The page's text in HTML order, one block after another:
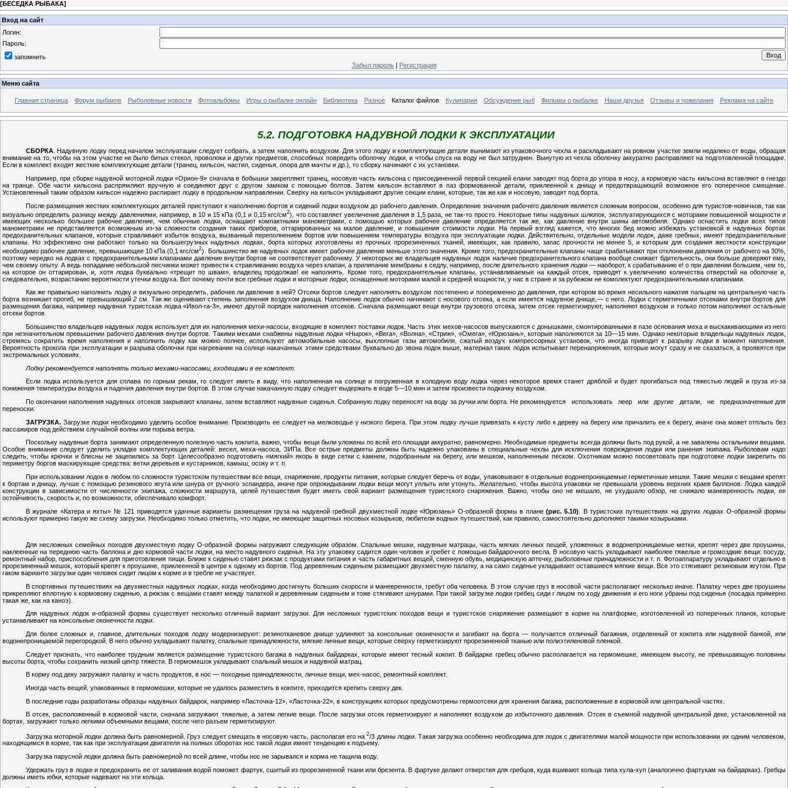
[БЕСЕДКА РЫБАКА]
Вход на сайт
Логин:
Пароль:
запомнить
Забыл пароль| Регистрация
Меню сайта
Главная страница Форум рыбаков Рыболовные новости Фотоальбомы Игры о рыбалке онлайн Библиотека Разное Каталог файлов Кулинария Обсуждение рыб Фильмы о рыбалке Наши друзья Отзывы и пожелания Реклама на сайте
5.2. ПОДГОТОВКА НАДУВНОЙ ЛОДКИ К ЭКСПЛУАТАЦИИ
СБОРКА . Надувную лодку перед началом эксплуатации следует собрать, а затем наполнить воздухом. Для этого лодку и комплектующие детали вынимают из упаковочного чехла и раскладывают на ровном участке земли недалеко от воды, обращая
внимание на то, чтобы на этом участке не было битых стекол, проволоки и других предметов, способных повредить оболочку лодки, и чтобы спуск на воду не был затруднен. Вынутую из чехла оболочку аккуратно расправляют на подготовленной площадке.
Если в комплект входят жесткие комплектующие детали (транец, кильсон, настил, сиденья, опора для мачты и др.), то сборку начинают с их установки.
Например, при сборке надувной моторной лодки «Орион-9» сначала в бобышки закрепляют транец, носовую часть кильсона с присоединенной первой секцией елани заводят под борта до упора в носу, а кормовую часть кильсона вставляют в гнездо
на транце. Обе части кильсона распрямляют вручную и соединяют друг с другом замком с помощью болтов. Затем кильсон вставляют в паз формованной детали, приклеенной к днищу и предотвращающей возможное его поперечное смещение.
Установленный таким образом кильсон надежно распирает лодку в продольном направлении. Сверху на кильсон укладывают другие секции елани, которые, так же как и носовую, заводят под борта.
После размещения жестких комплектующих деталей приступают к наполнению бортов и сидений лодки воздухом до рабочего давления. Определение значения рабочего давления является сложным вопросом, особенно для туристов-новичков, так как
визуально определить разницу между давлениями, например, в 10 и 15 кПа (0,1 и 0,15 кгс/см2), что составляет увеличение давления в 1,5 раза, не так-то просто. Некоторые типы надувных шлюпок, эксплуатирующихся с моторами повышенной мощности и
имеющих несколько большее рабочее давление, чем обычные лодки, оснащают компактными манометрами, с помощью которых рабочее давление определяется так же, как давление внутри шины автомобиля. Однако оснастить лодки всех типов
манометрами не представляется возможным из-за сложности создания таких приборов, оттарированных на малое давление, и повышения стоимости лодки. На первый взгляд кажется, что многих бед можно избежать установкой в надувных бортах
предохранительных клапанов, которые стравливают избыток воздуха, вызванный переполнением бортов или повышением температуры воздуха при эксплуатации лодки. Действительно, отдельные модели лодок, даже гребных, имеют предохранительные
клапаны. Но эффективно они работают только на большегрузных надувных лодках, борта которых изготовлены из прочных прорезиненных тканей, имеющих, как правило, запас прочности не менее 5, и которым для создания жесткости конструкции
необходимо рабочее давление, превышающее 10 кПа (0,1 кгс/см2). Большинство же надувных лодок имеет рабочее давление меньше этого значения. Кроме того, предохранительные клапаны чаще срабатывают при отклонении давления от рабочего на 30%,
поэтому нередко на лодках с предохранительными клапанами давление внутри бортов не соответствует рабочему. У некоторых же владельцев надувных лодок наличие предохранительного клапана вообще снижает бдительность, они больше доверяют ему,
чем своему опыту. А ведь попадание небольшой песчинки может привести к стравливанию воздуха через клапан, а прилипание мембраны к седлу, например, после длительного хранения лодки — наоборот, к срабатыванию е! о при давлении большем, чем то,
на которое он оттарирован, и, хотя лодка буквально «трещит по швам», владелец продолжав! ее наполнять. Кроме того, предохранительные клапаны, устанавливаемые на каждый отсек, приводят к увеличению количества отверстий на оболочке и,
следовательно, возрастанию вероятности утечки воздуха. Вот почему почти все гребные лодки и моторные лодки, оснащенные моторами малой и средней мощности, у нас в стране и за рубежом не комплектуют предохранительными клапанами.
Как же правильно наполнить лодку и визуально определить, рабочее ли давление в ней? Отсеки бортов следует наполнять воздухом постепенно и попеременно до давления, при котором во время несильного нажатия пальцем на центральную часть
борта возникает прогиб, не превышающий2 см. Так же оценивают степень заполнения воздухом днища. Наполнение лодок обычно начинают с носового отсека, а если имеется надувное днище,— с него. Лодки с герметичными отсеками внутри бортов для
размещения багажа, например надувная туристская лодка «Ивол-га-3», имеют другой порядок наполнения отсеков. Сначала размещают вещи внутри грузового отсека, затем отсек герметизируют, наполняют воздухом и только потом наполняют остальные
отсеки бортов.
Большинство владельцев надувных лодок использует для их наполнения мехи-насосы, входящие в комплект поставки лодок. Часть этих мехов-насосов выпускаются с донышками, смонтированными в пазе основания меха и выскакивающими из него
при незначительном превышении рабочего давления внутри бортов. Такими мехами снабжены надувные лодки «Нырок», «Вега», «Волна», «Стриж», «Омега», «Юрюзань», которые наполняются за 10—15 мин. Однако некоторые владельцы надувных лодок,
стремясь сократить время наполнения и наполнить лодку как можно полнее, используют автомобильные насосы, выхлопные газы автомобиля, сжатый воздух компрессорных установок, что иногда приводит к разрыву лодки в момент наполнения.
Вероятность прокола при эксплуатации и разрыва оболочки при нагревании на солнце накачанных этими средствами буквально до звона лодок выше, материал таких лодок испытывает перенапряжения, которые могут сразу и не сказаться, а проявятся при
экстремальных условиях.
Лодку рекомендуется наполнять только мехами-насосами, входящими в ее комплект.
Если лодка используется для сплава по горным рекам, го следует иметь в виду, что наполненная на солнце и погруженная в холодную воду лодка через некоторое время станет дряблой и будет прогибаться под тяжестью людей и груза из-за
понижения температуры воздуха и падения давления внутри бортов. В этом случае накачанную лодку следует выдержать в воде 5—10 мин и затем произвести подкачку воздухом.
По окончании наполнения надувных отсеков закрывают клапаны, затем вставляют надувные сиденья. Собранную лодку переносят на воду за ручки или борта. Не рекомендуется использовать леер или другие детали, не предназначенные для
переноски.
ЗАГРУЗКА. Загрузке лодки необходимо уделить особое внимание. Производить ее следует на мелководье у низкого берега. При этом лодку лучше привязать к кусту либо к дереву на берегу или причалить ее к берегу, иначе она может отплыть без
пассажиров под действием случайной волны или порыва ветра.
Поскольку надувные борта занимают определенную полезную часть кокпита, важно, чтобы вещи были уложены по всей его площади аккуратно, равномерно. Необходимые предметы всегда должны быть под рукой, а не завалены остальными вещами.
Особое внимание следует уделить укладке комплектующих деталей: весел, меха-насоса, ЗИПа. Все острые предметы должны быть надежно упакованы в специальные чехлы для исключения повреждения лодки или ранения экипажа. Рыболовам надо
следить, чтобы крючки и блесны не зацепились за борт. Целесообразно подготовить «мягкий» якорь в виде сетки с камнем, подобранным на берегу, или мешком, наполненным песком. Охотникам можно посоветовать при подготовке лодки закрепить по
периметру боргов маскирующие средства: ветки деревьев и кустарников, камыш, осоку и т. п.
При использовании лодок в любом по сложности туристском путешествии все вещи, снаряжение, продукты питания, которые следует беречь от воды, упаковывают в отдельные водонепроницаемые герметичные мешки. Такие мешки с вещами крепят
к бортам и днищу, лучше с помощью резинового жгута или шнура от ручного эспандера, иначе при опрокидывании лодки вещи могут уплыть или утонуть. Желательно, чтобы высота упаковки не превышала уровень верхних краев баллонов. Лодка каждой
конструкции в зависимости от численности экипажа, сложности маршрута, целей путешествия будет иметь свой вариант размещения туристского снаряжения. Важно, чтобы оно не мешало, не ухудшало обзор, не снижало маневренность лодки, ее
остойчивость, скорость и, по возможности, обеспечивало комфорт.
В журнале «Катера и яхты» № 121 приводятся удачные варианты размещения груза на надувной гребной двухместной лодке «Юрюзань» О-образной формы в плане (рис. 5.10)
. В туристских путешествиях на других лодках О-образной формы
используют примерно такую же схему загрузки. Необходимо только отметить, что лодки, не имеющие защитных носовых козырьков, любители водных путешествий, как правило, самостоятельно дополняют такими козырьками.
Для несложных семейных походов двухместную лодку О-образной формы нагружают следующим образом. Спальные мешки, надувные матрацы, часть мягких личных пещей, уложенных в водонепроницаемые метки, крепят через две проушины,
наклеенные на переднюю часть баллона и дно кормовой части лодки, на место надувного сиденья. На эту упаковку садится один человек и гребет с помощью байдарочного весла. В носовую часть укладывают наиболее тяжелые и громоздкие вещи: посуду,
ремонтный набор, приспособления для приготовления пищи. Ближе к сиденью ставят рюкзак с продуктами питания и часть габаритных вещей, сменную обувь, медицинскую аптечку, рыболовные принадлежности и т. п. Фотоаппаратуру укладывают отдельно в
прорезиненный мешок, который крепят к проушине, приклеенной в центре к одному из бортов. Под деревянным сиденьем размещают двухместную палатку, а на само сиденье укладывают оставшиеся мягкие вещи. Все это стягивают резиновым жгутом. При
гаком варианте загрузки один человек сидит лицом к корме и в гребле не участвует.
В спортивных путешествиях на двухместных надувных лодках, когда необходимо достигнуть больших скоросги и маневренности, гребут оба человека. В этом случае груз в носовой части располагают несколько иначе. Палатку через две проушины
прикрепляют вплотную к кормовому сиденью, а рюкзак с вещами ставят между палаткой и деревянным сиденьем и тоже стягивают шнурами. При такой загрузке лодки гребец сиди г лицом по ходу движения и его ноги убраны под сиденья (посадка примерно
такая же, как на каноэ).
Для надувных лодок и-образной формы существует несколько отличный вариант загрузки. Для несложных туристских походов вещи и туристское снаряжение размещают в корме на платформе, изготовленной из поперечных планок, которые
устанавливают на консольные оконечности лодки.
Для более сложных и, главное, длительных походов лодку модернизируют: резинотканевое днище удлиняют за консольные оконечности и загибают на борта — получается отличный багажник, отделенный от кокпита или надувной банкой, или
водонепроницаемой перегородкой. В него обычно укладывают палатку, спальные принадлежности, мягкие личные вещи, которые сверху герметизируют прорезиненной тканью или полиэтиленовой пленкой.
Следует признать, что наиболее трудным является размещение туристского багажа в надувных байдарках, которые имеют тесный кокпит. В байдарке гребец обычно располагается на гермомешке, имеющем высоту, не превышающую половины
высоты борта, чтобы сохранить низкий центр тяжести. В гермомешок укладывают спальный мешок и надувной матрац.
В корму под деку загружают палатку и часть продуктов, в нос — походные принадлежности, личные вещи, мех-насос, ремонтный комплект.
Иногда часть вещей, упакованных в гермомешки, которые не удалось разместить в кокпите, приходится крепить сверху дек.
В последние годы разработаны образцы надувных байдарок, например «Ласточка-12», «Ласточка-22», в конструкциях которых предусмотрены гермоотсеки для хранения багажа, расположенные в кормовой или центральной частях.
В отсек, расположенный в кормовой части, сначала загружают тяжелые, а затем легкие вещи. После загрузки отсек герметизируют и наполняют воздухом до избыточного давления. Отсек в съемной надувной центральной деке, установленной на
бортах, загружают только легкими объемными вещами, после чего разъем герметизируют.
Загрузка моторной лодки должна быть равномерной. Груз следует смещать в носовую часть, располагая его на2/3 длины лодки. Такая загрузка особенно необходима для лодок с двигателями малой мощности при использовании их одним человеком,
находящимся в корме, так как при эксплуатации двигателя на полных оборотах нос такой лодки имеет тенденцию к подъему.
Загрузка парусной лодки должна быть равномерной по всей длине, чтобы нос не зарывался и корма не тащила воду.
Удержать груз в лодке и предохранить ее от заливания водой поможет фартук, сшитый из прорезиненной ткани или брезента. В фартуке делают отверстия для гребцов, куда вшивают кольца типа хула-хуп (аналогично фартукам на байдарках). Гребцы
должны иметь юбки, которые надевают на эти кольца.